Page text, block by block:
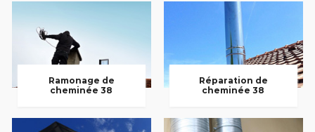
Ramonage de
cheminée 38
Réparation de
cheminée 38